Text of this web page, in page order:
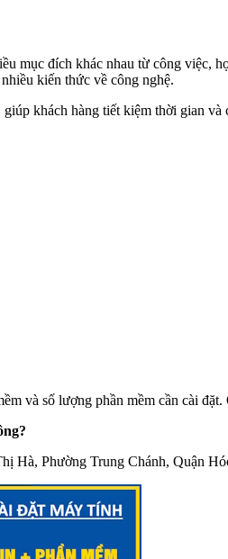
mục đích khác nhau từ công việc,
kiến thức về công nghệ.
khách hàng tiết kiệm thời gian
và số lượng phần mềm cần cài
Hà, Phường Trung Chánh, Quận